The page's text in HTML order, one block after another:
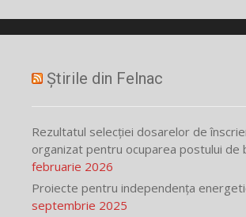
Știrile din Felnac
Rezultatul selecției dosarelor de
organizat pentru ocuparea postului de
februarie 2026
Proiecte pentru independența
septembrie 2025